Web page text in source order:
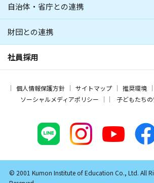
自治体・省庁との連携
財団との連携
社員採用
個人情報保護方針 サイトマップ 推奨環境
ソーシャルメディアポリシー
子どもたち
© 2001 Kumon Institute of Education Co., Ltd. All